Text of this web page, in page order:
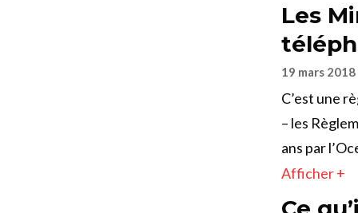
Les
19 mars 2018
C’est une
– les
ans par
Afficher +